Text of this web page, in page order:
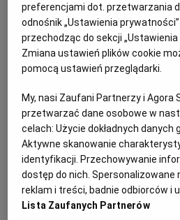
OPOLE
PŁOCK
RADOM
WIDEO
Tofuma bardzo mało
wysoką zawartość białka -
zamiennikiem mięsa. Cenią je
sposobów, ponieważ jest
komponuje się z wieloma
dostarczając sporo
Wartości odżywcze: kalorie –
tłuszcze – 15,2 g; węglowodany
preferencjami dot. przetwarzania
odnośnik „Ustawienia
przechodząc do sekcji „Ustawienia
Zmiana ustawień plików cookie
pomocą ustawień przeglądarki.
My, nasi Zaufani Partnerzy i Agora
przetwarzać dane osobowe w
celach:Użycie dokładnych danych
Aktywne skanowanie
identyfikacji. Przechowywanie
dostęp do nich. Spersonalizowane
reklam i treści, badnie odbiorców i
Lista Zaufanych Partnerów